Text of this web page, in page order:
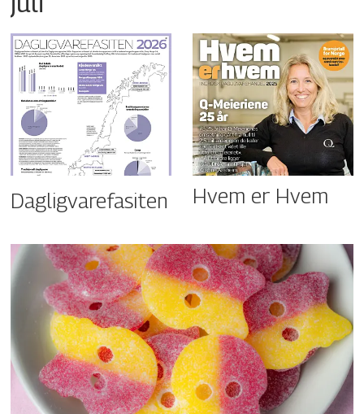
Dagligvarefasiten Hvem er Hvem